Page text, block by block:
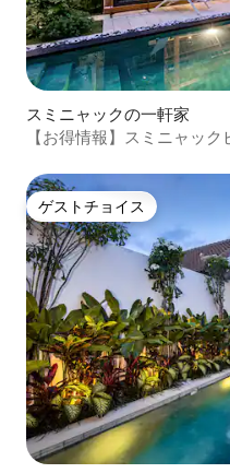
スミニャックの一軒家
【お得情報】スミニャッ
ゲストチョイス
ゲストチョイス